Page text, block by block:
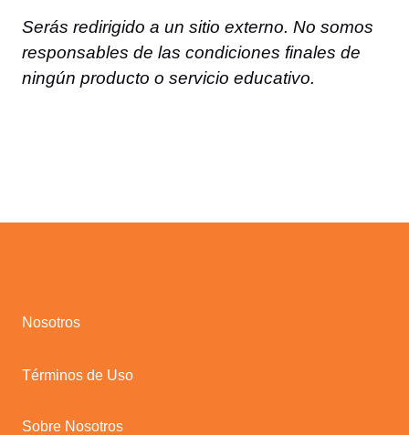
Serás redirigido a un sitio externo. No somos
responsables de las condiciones finales de
ningún producto o servicio educativo.
Nosotros
Términos de Uso
Sobre Nosotros